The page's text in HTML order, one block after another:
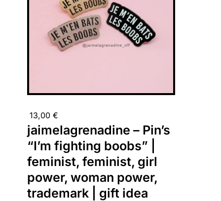
13,00 €
jaimelagrenadine – Pin’s
“I’m fighting boobs” |
feminist, feminist, girl
power, woman power,
trademark | gift idea